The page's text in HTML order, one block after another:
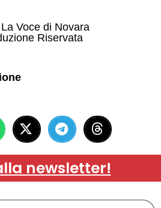
Voce di Novara
Riservata
newsletter!